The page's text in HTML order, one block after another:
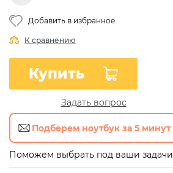
Добавить в избранное
К сравнению
Купить
Задать вопрос
Подберем ноутбук за 5 минут
Поможем выбрать под ваши задачи